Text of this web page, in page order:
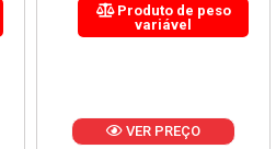
Produto de peso
variável
VER PREÇO